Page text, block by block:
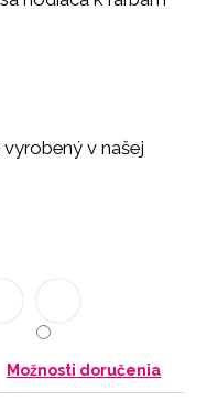
v našej
Možnosti doručenia